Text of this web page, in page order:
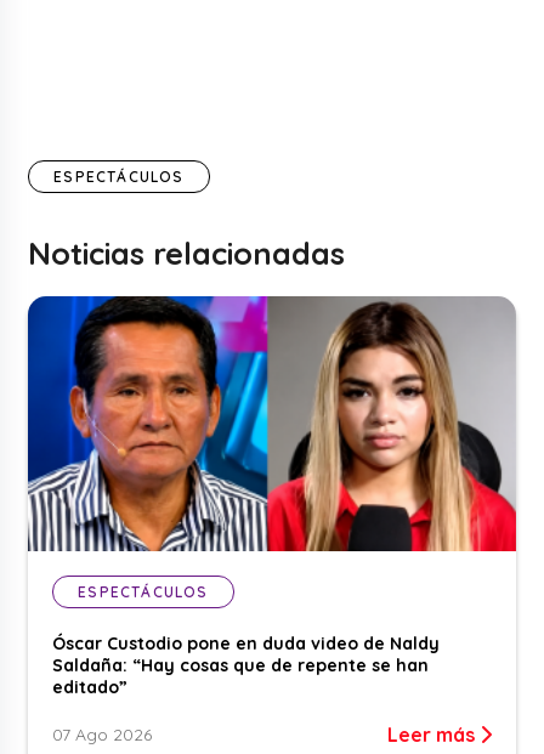
ESPECTÁCULOS
Noticias relacionadas
ESPECTÁCULOS
Óscar Custodio pone en duda video de Naldy
Saldaña: “Hay cosas que de repente se han
editado”
07 Ago 2026 Leer más